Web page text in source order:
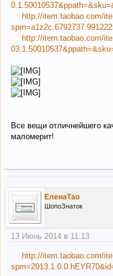
http://item.taobao.com/
http://item.taobao.com/
Все вещи отличнейшего
маломерит!
ЕленаТао
ШопоЗнаток
13 Июнь 2014 в 11:13
http://item.taobao.com/